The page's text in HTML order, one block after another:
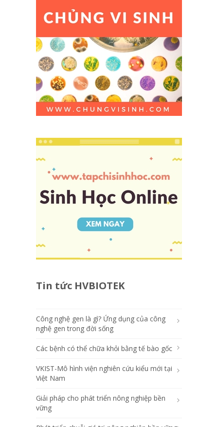
Tin tức HVBIOTEK
Công nghệ gen là gì? Ứng dụng của công
nghệ gen trong đời sống
Các bệnh có thể chữa khỏi bằng tế bào gốc
VKIST-Mô hình viện nghiên cứu kiểu mới tại
Việt Nam
Giải pháp cho phát triển nông nghiệp bền
vững